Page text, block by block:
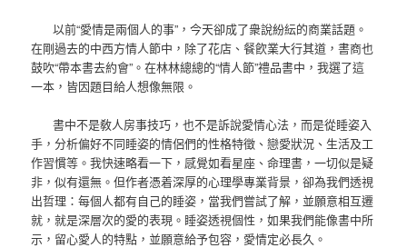
以前“愛情是兩個人的事”，今天卻成了衆說紛紜的商業話題。
在剛過去的中西方情人節中，除了花店、餐飮業大行其道，書商也
鼓吹“帶本書去約會”。在林林總總的“情人節”禮品書中，我選了這
一本，皆因題目給人想像無限。
書中不是敎人房事技巧，也不是訴說愛情心法，而是從睡姿入
手，分析偏好不同睡姿的情侶們的性格特徵、戀愛狀況、生活及工
作習慣等。我快速略看一下，感覺如看星座、命理書，一切似是疑
非，似有還無。但作者憑着深厚的心理學專業背景，卻為我們透視
出哲理：每個人都有自己的睡姿，當我們嘗試了解，並願意相互遷
就，就是深層次的愛的表現。睡姿透視個性，如果我們能像書中所
示，留心愛人的特點，並願意給予包容，愛情定必長久。